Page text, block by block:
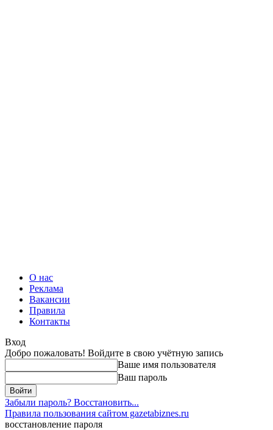
О нас
Реклама
Вакансии
Правила
Контакты
Вход
Добро пожаловать! Войдите в свою учётную запись
Ваше имя пользователя
Ваш пароль
Забыли пароль? Восстановить...
Правила пользования сайтом gazetabiznes.ru
восстановление пароля